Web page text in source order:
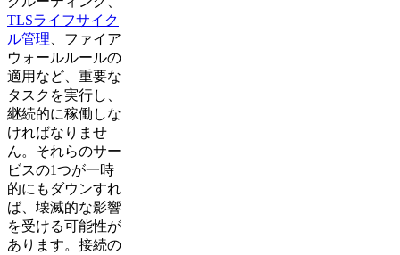
TLSライフサイク
ル管理 、ファイア
ウォールルールの
適用など、重要な
タスクを実行し、
継続的に稼働しな
ければなりませ
ん。それらのサー
ビスの1つが一時
的にもダウンすれ
ば、壊滅的な影響
を受ける可能性が
あります。接続の